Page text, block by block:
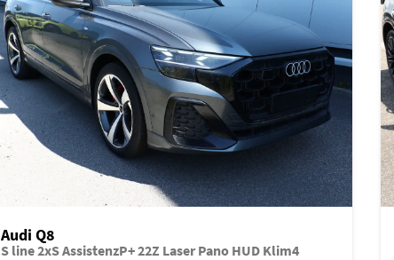
Audi Q8
S line 2xS AssistenzP+ 22Z Laser Pano HUD Klim4